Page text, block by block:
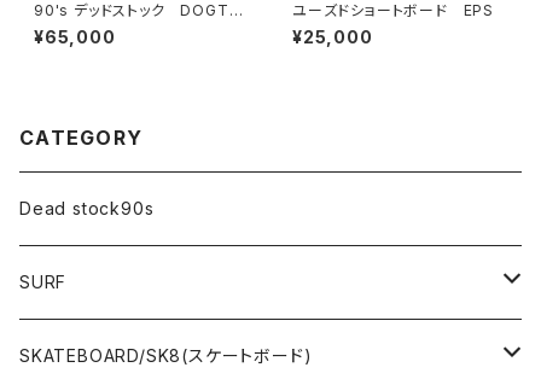
90's デッドストック DOGTO
WN
¥65,000
ユーズドショートボード EPS
¥25,000
CATEGORY
Dead stock90s
SURF
WetSuits(ウェットスーツ )
SKATEBOARD/SK8(スケートボード)